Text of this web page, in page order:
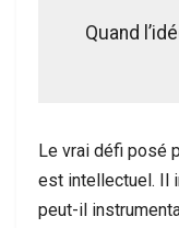
Quand
Le vrai défi posé
est intellectuel. Il
peut-il